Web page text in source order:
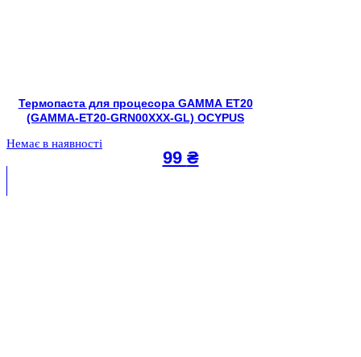
Термопаста для процесора GAMMA ET20
(GAMMA-ET20-GRN00XXX-GL) OCYPUS
Немає в наявності
99 ₴